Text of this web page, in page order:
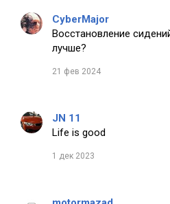
CyberMajor
Восстановление
лучше?
21 фев 2024
JN 11
Life is good
1 дек 2023